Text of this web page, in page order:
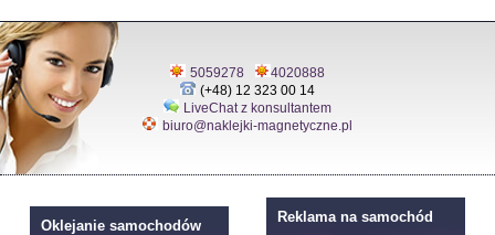
5059278
4020888
(+48) 12 323 00 14
LiveChat z konsultantem
biuro@naklejki-magnetyczne.pl
Oklejanie samochodów Reklama na samochód